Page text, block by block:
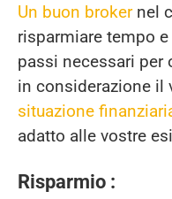
Un buon brokernel
risparmiare tempo
passi necessari per
in considerazione il
situazione
adatto alle vostre
Risparmio :